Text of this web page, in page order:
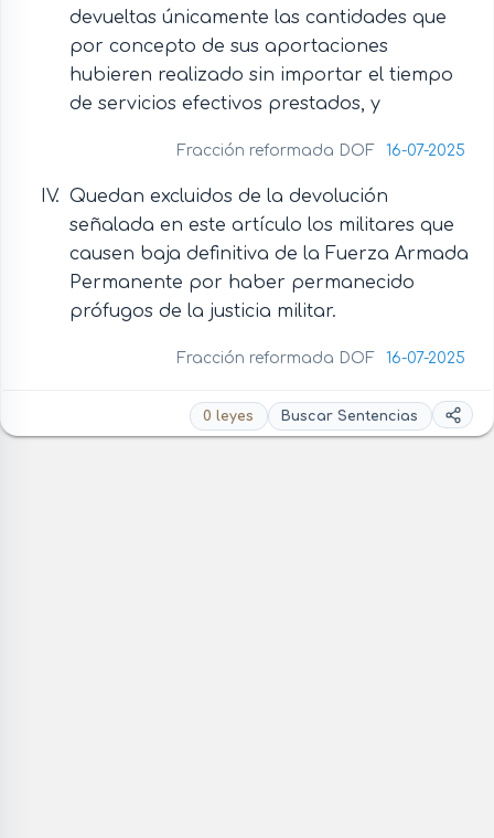
devueltas únicamente las cantidades que
por concepto de sus aportaciones
hubieren realizado sin importar el tiempo
de servicios efectivos prestados, y
Fracción reformada DOF 16-07-2025
Quedan excluidos de la devolución
señalada en este artículo los militares que
causen baja definitiva de la Fuerza Armada
Permanente por haber permanecido
prófugos de la justicia militar.
Fracción reformada DOF 16-07-2025
0 leyes Buscar Sentencias